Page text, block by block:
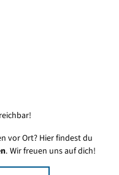
vor Ort? Hier findest du
. Wir freuen uns auf dich!